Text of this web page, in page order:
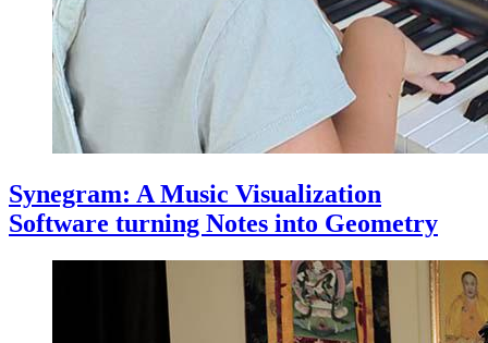
Synegram: A Music Visualization
Software turning Notes into Geometry